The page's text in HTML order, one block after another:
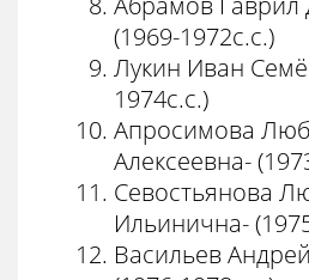
(1969-1972с.с.)
Лукин Иван
1974с.с.)
Апросимова
Алексеевна-
Севостьянова
Ильинична-
Васильев